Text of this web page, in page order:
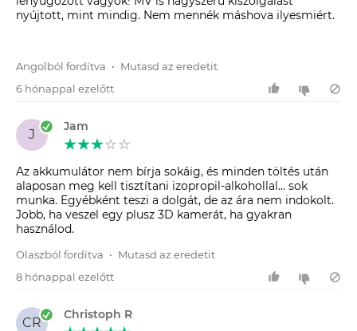
nyújtott, mint mindig. Nem mennék máshova ilyesmiért.
Angolból fordítva • Mutasd az eredetit
6 hónappal ezelőtt
J
Jam
Az akkumulátor nem bírja sokáig, és minden töltés után
alaposan meg kell tisztítani izopropil-alkohollal... sok
munka. Egyébként teszi a dolgát, de az ára nem indokolt.
Jobb, ha veszel egy plusz 3D kamerát, ha gyakran
használod.
Olaszból fordítva • Mutasd az eredetit
8 hónappal ezelőtt
CR
Christoph R